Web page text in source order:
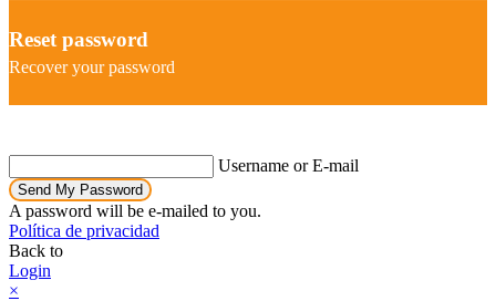
Reset password
Recover your password
Username or E-mail
Send My Password
A password will be e-mailed to you.
Política de privacidad
Back to
Login
×